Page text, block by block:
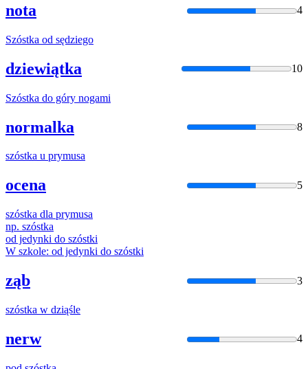
nota 4
Szóstka od sędziego
dziewiątka 10
Szóstka do góry nogami
normalka 8
szóstka u prymusa
ocena 5
szóstka dla prymusa
np. szóstka
od jedynki do szóstki
W szkole: od jedynki do szóstki
ząb 3
szóstka w dziąśle
nerw 4